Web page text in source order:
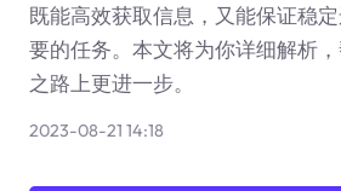
既能高效获取信息，又能保证稳
要的任务。本文将为你详细解析
之路上更进一步。
2023-08-21 14:18